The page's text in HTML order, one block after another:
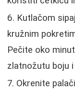
Kutlačom
kružnim
Pečite oko
zlatnožutu boju
Okrenite